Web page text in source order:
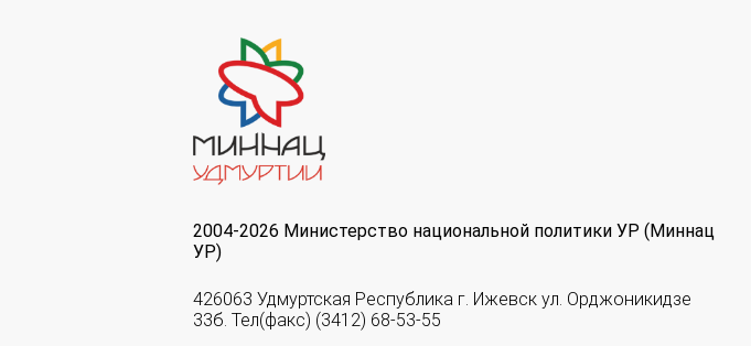
2004-2026 Министерство национальной политики УР (Миннац
УР)
426063 Удмуртская Республика г. Ижевск ул. Орджоникидзе
33б. Тел(факс) (3412) 68-53-55